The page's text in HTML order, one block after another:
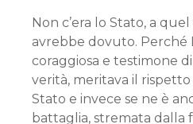
Non c’era lo Stato, a
avrebbe dovuto. Perché
coraggiosa e testimone
verità, meritava il
Stato e invece se ne è
battaglia, stremata dalla